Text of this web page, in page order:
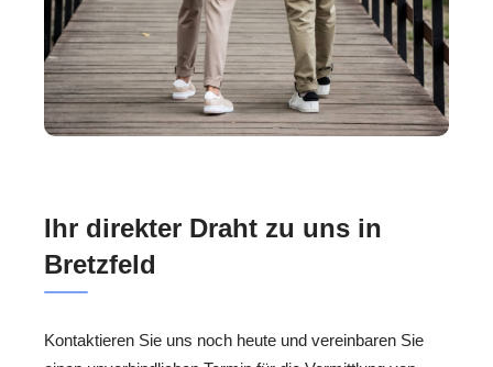
Ihr direkter Draht zu uns in
Bretzfeld
Kontaktieren Sie uns noch heute und vereinbaren Sie